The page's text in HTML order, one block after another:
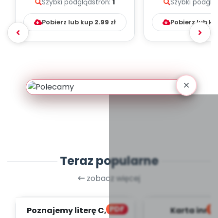
Szybki podglądstron: 1
Pobierz lub kup 2.99 zł
Szybki
Pobierz lub
Teraz popularne
zobacz więcej
PDF
Poznajemy literę C, cz. 1
Karta